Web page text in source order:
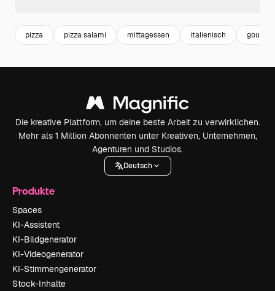
pizza pizza salami mittagessen italienisch
Die kreative Plattform, um deine beste Arbeit zu verwirklichen.
Mehr als 1 Million Abonnenten unter Kreativen, Unternehmen,
Agenturen und Studios.
Deutsch
Produkte
Spaces
KI-Assistent
KI-Bildgenerator
KI-Videogenerator
KI-Stimmengenerator
Stock-Inhalte